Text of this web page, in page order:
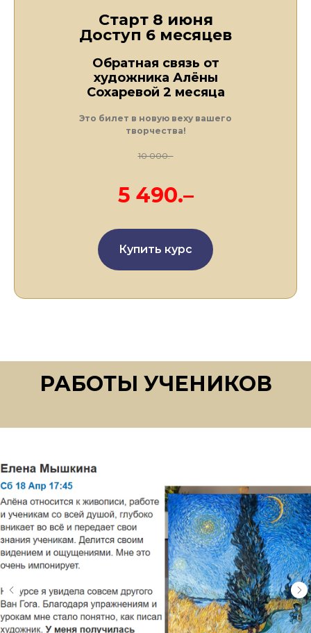
Старт 8 июня
Доступ 6 месяцев
Обратная связь от
художника Алёны
Сохаревой 2 месяца
Это билет в новую веху вашего
творчества!
10 000.-
5 490.–
Купить курс
РАБОТЫ УЧЕНИКОВ